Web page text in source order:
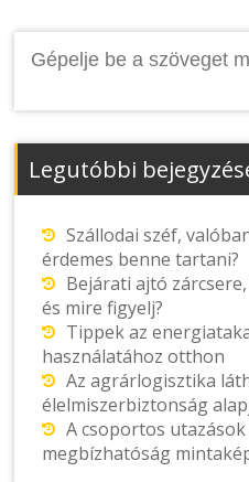
Legutóbbi
Szállodai széf,
érdemes benne tartani?
Bejárati ajtó
és mire figyelj?
Tippek az
használatához otthon
Az agrárlogisztika
élelmiszerbiztonság
A csoportos
megbízhatóság